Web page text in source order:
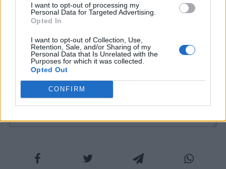
I want to opt-out of processing my
Personal Data for Targeted Advertising.
Opted In
I want to opt-out of Collection, Use,
Retention, Sale, and/or Sharing of my
Personal Data that Is Unrelated with the
Purposes for which it was collected.
Opted Out
CONFIRM
COMMENTI